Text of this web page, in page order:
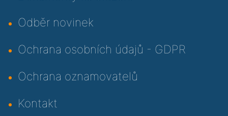
Odběr novinek
Ochrana osobních údajů - GDPR
Ochrana oznamovatelů
Kontakt